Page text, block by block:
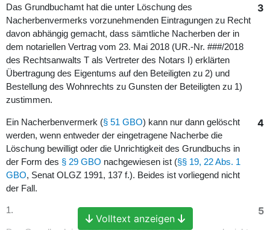
3
Das Grundbuchamt hat die unter Löschung des
Nacherbenvermerks vorzunehmenden Eintragungen zu Recht
davon abhängig gemacht, dass sämtliche Nacherben der in
dem notariellen Vertrag vom 23. Mai 2018 (UR.-Nr. ###/2018
des Rechtsanwalts T als Vertreter des Notars I) erklärten
Übertragung des Eigentums auf den Beteiligten zu 2) und
Bestellung des Wohnrechts zu Gunsten der Beteiligten zu 1)
zustimmen.
4
Ein Nacherbenvermerk (§ 51 GBO) kann nur dann gelöscht
werden, wenn entweder der eingetragene Nacherbe die
Löschung bewilligt oder die Unrichtigkeit des Grundbuchs in
der Form des § 29 GBO nachgewiesen ist (§§ 19, 22 Abs. 1
GBO, Senat OLGZ 1991, 137 f.). Beides ist vorliegend nicht
der Fall.
5
1.
Volltext anzeigen